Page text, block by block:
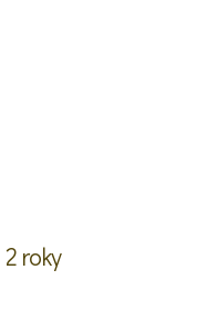
2 roky